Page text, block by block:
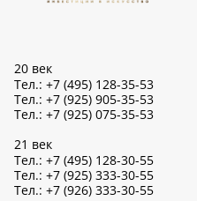
20 век
Тел.: +7 (495) 128-35-53
Тел.: +7 (925) 905-35-53
Тел.: +7 (925) 075-35-53
21 век
Тел.: +7 (495) 128-30-55
Тел.: +7 (925) 333-30-55
Тел.: +7 (926) 333-30-55